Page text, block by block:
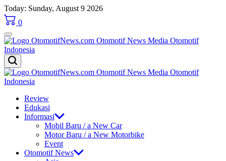
Skip
to
content
Today: Sunday, August 9 2026
0
OtomotifNews.com
OtomotifNews.com
Review
Edukasi
Informasi
Mobil Baru / a New Car
Motor Baru / a New Motorbike
Event
Otomotif News